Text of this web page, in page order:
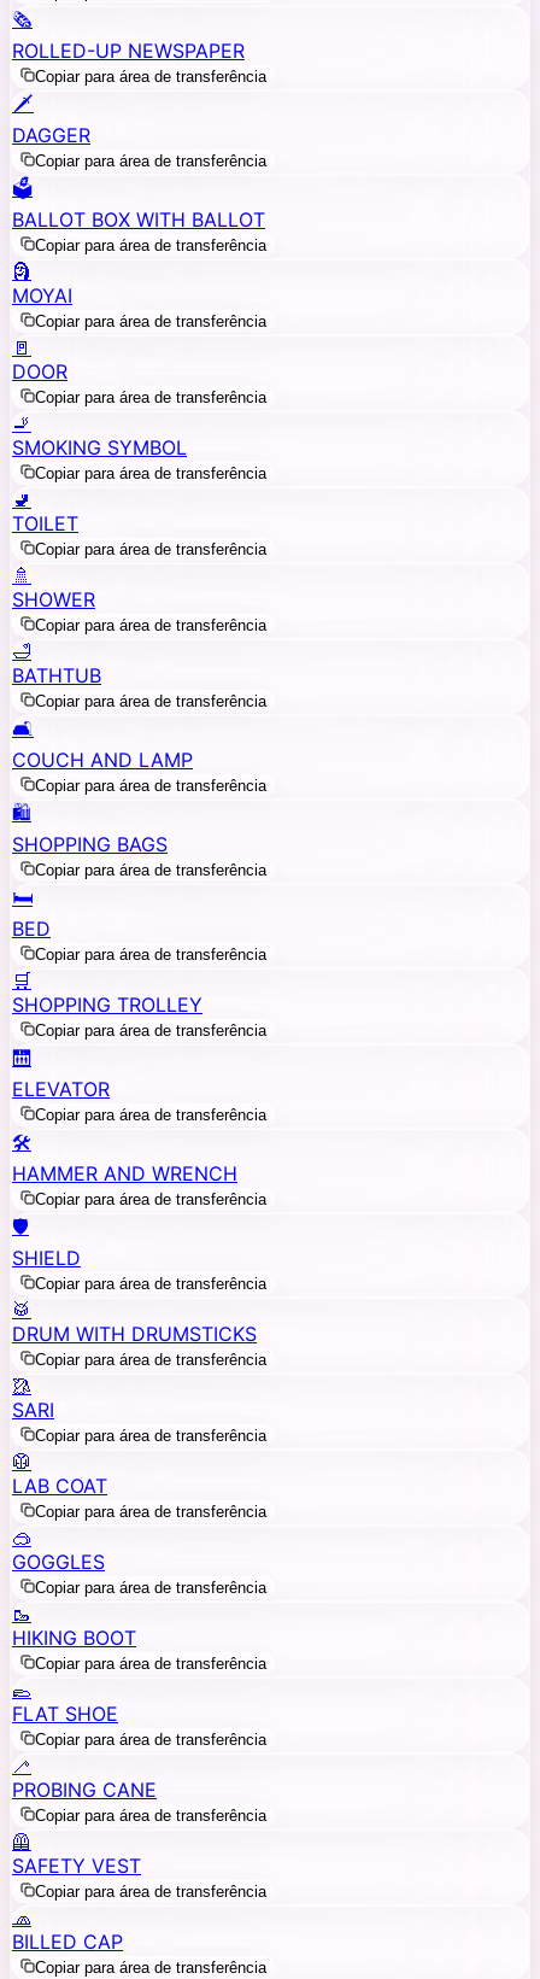
🗞️
ROLLED-UP NEWSPAPER
Copiar para área de transferência
🗡️
DAGGER
Copiar para área de transferência
🗳️
BALLOT BOX WITH BALLOT
Copiar para área de transferência
🗿
MOYAI
Copiar para área de transferência
🚪
DOOR
Copiar para área de transferência
🚬
SMOKING SYMBOL
Copiar para área de transferência
🚽
TOILET
Copiar para área de transferência
🚿
SHOWER
Copiar para área de transferência
🛁
BATHTUB
Copiar para área de transferência
🛋️
COUCH AND LAMP
Copiar para área de transferência
🛍️
SHOPPING BAGS
Copiar para área de transferência
🛏️
BED
Copiar para área de transferência
🛒
SHOPPING TROLLEY
Copiar para área de transferência
🛗
ELEVATOR
Copiar para área de transferência
🛠️
HAMMER AND WRENCH
Copiar para área de transferência
🛡️
SHIELD
Copiar para área de transferência
🥁
DRUM WITH DRUMSTICKS
Copiar para área de transferência
🥻
SARI
Copiar para área de transferência
🥼
LAB COAT
Copiar para área de transferência
🥽
GOGGLES
Copiar para área de transferência
🥾
HIKING BOOT
Copiar para área de transferência
🥿
FLAT SHOE
Copiar para área de transferência
🦯
PROBING CANE
Copiar para área de transferência
🦺
SAFETY VEST
Copiar para área de transferência
🧢
BILLED CAP
Copiar para área de transferência